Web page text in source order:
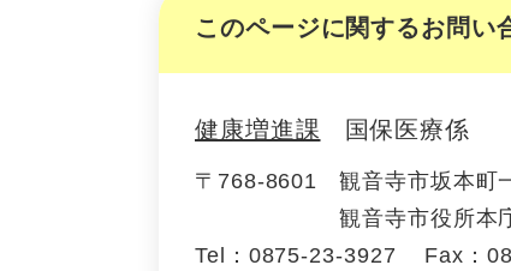
このページに関するお問い
健康増進課 国保医療係
〒768-8601
観音寺市坂本
観音寺市役所本
Tel：0875-23-3927
Fax：